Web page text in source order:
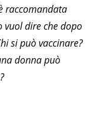
raccomandata
vuol dire che dopo
si può vaccinare?
donna può